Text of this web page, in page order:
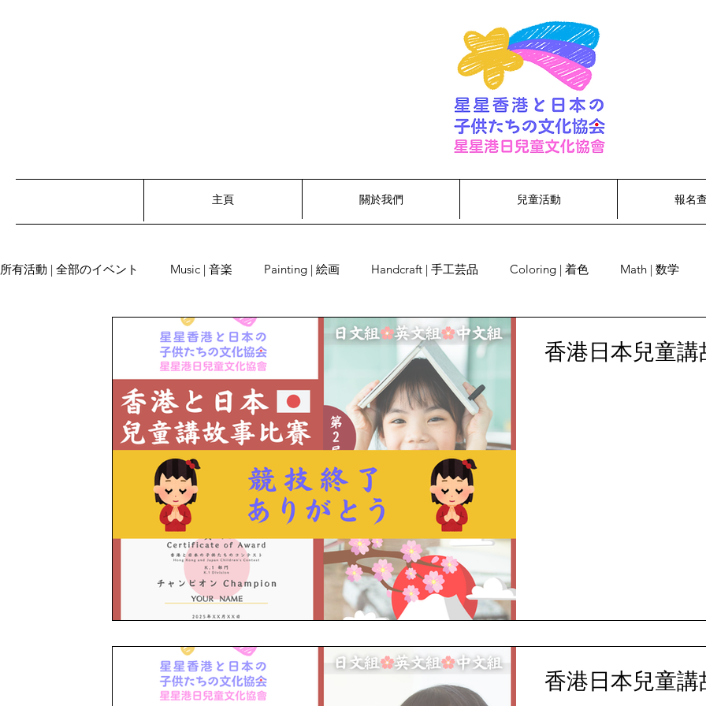
主頁 關於我們 兒童活動 報名
所有活動 | 全部のイベント Music | 音楽 Painting | 絵画 Handcraft | 手工芸品 Coloring | 着色 Math | 数学
Words recognition | 単語認識 Singing | 歌う Dancing | ダンス Calligraphy | 書道
香港日本兒童講
香港日本兒童講